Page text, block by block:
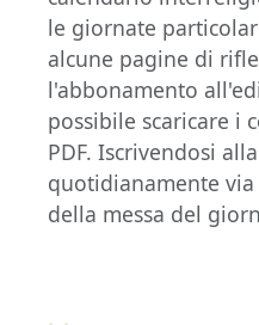
le giornate
alcune pagine di
l'abbonamento
possibile scaricare i
PDF. Iscrivendosi
quotidianamente
della messa del